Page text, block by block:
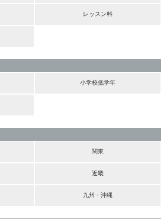
レッスン料
小学校低学年
関東
近畿
九州・沖縄